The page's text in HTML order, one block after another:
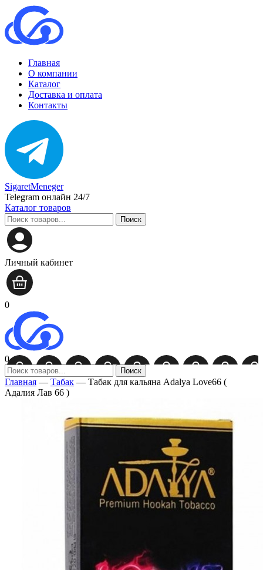
Главная
О компании
Каталог
Доставка и оплата
Контакты
SigaretMeneger
Telegram онлайн 24/7
Каталог товаров
Поиск
Личный кабинет
0
0
Поиск
Главная — Табак — Табак для кальяна Adalya Love66 (
Адалия Лав 66 )